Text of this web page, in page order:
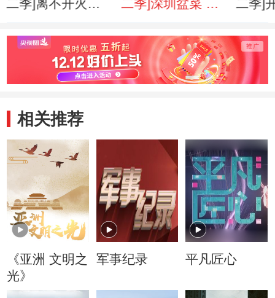
二季]离不开火锅
二季]深圳盆菜 食
二季]
相关推荐
《亚洲 文明之
光》
军事纪录 平凡匠心